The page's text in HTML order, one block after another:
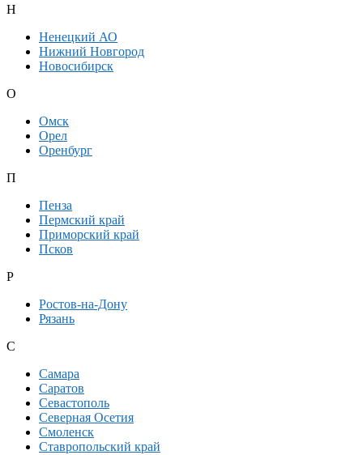
Н
Ненецкий АО
Нижний Новгород
Новосибирск
О
Омск
Орел
Оренбург
П
Пенза
Пермский край
Приморский край
Псков
Р
Ростов-на-Дону
Рязань
С
Самара
Саратов
Севастополь
Северная Осетия
Смоленск
Ставропольский край